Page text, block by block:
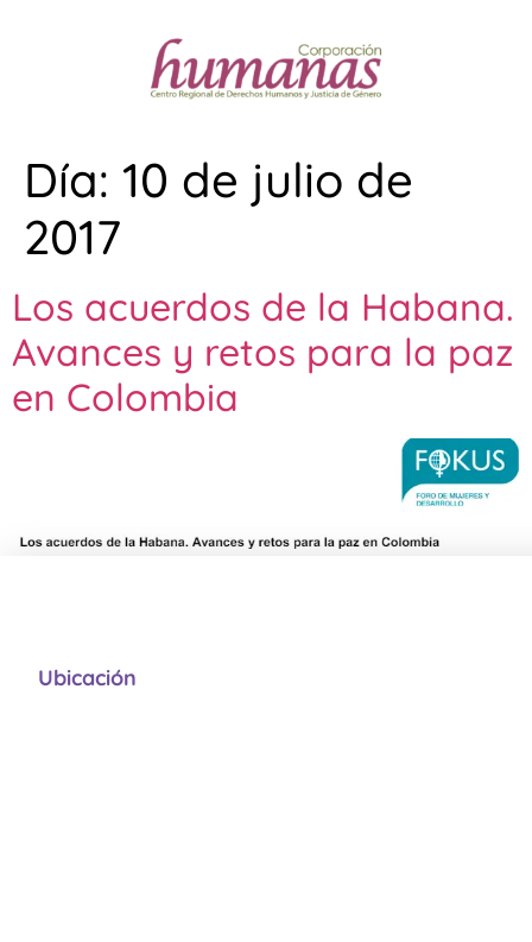
Día: 10 de julio de
2017
Los acuerdos de la Habana.
Avances y retos para la paz
en Colombia
Ubicación